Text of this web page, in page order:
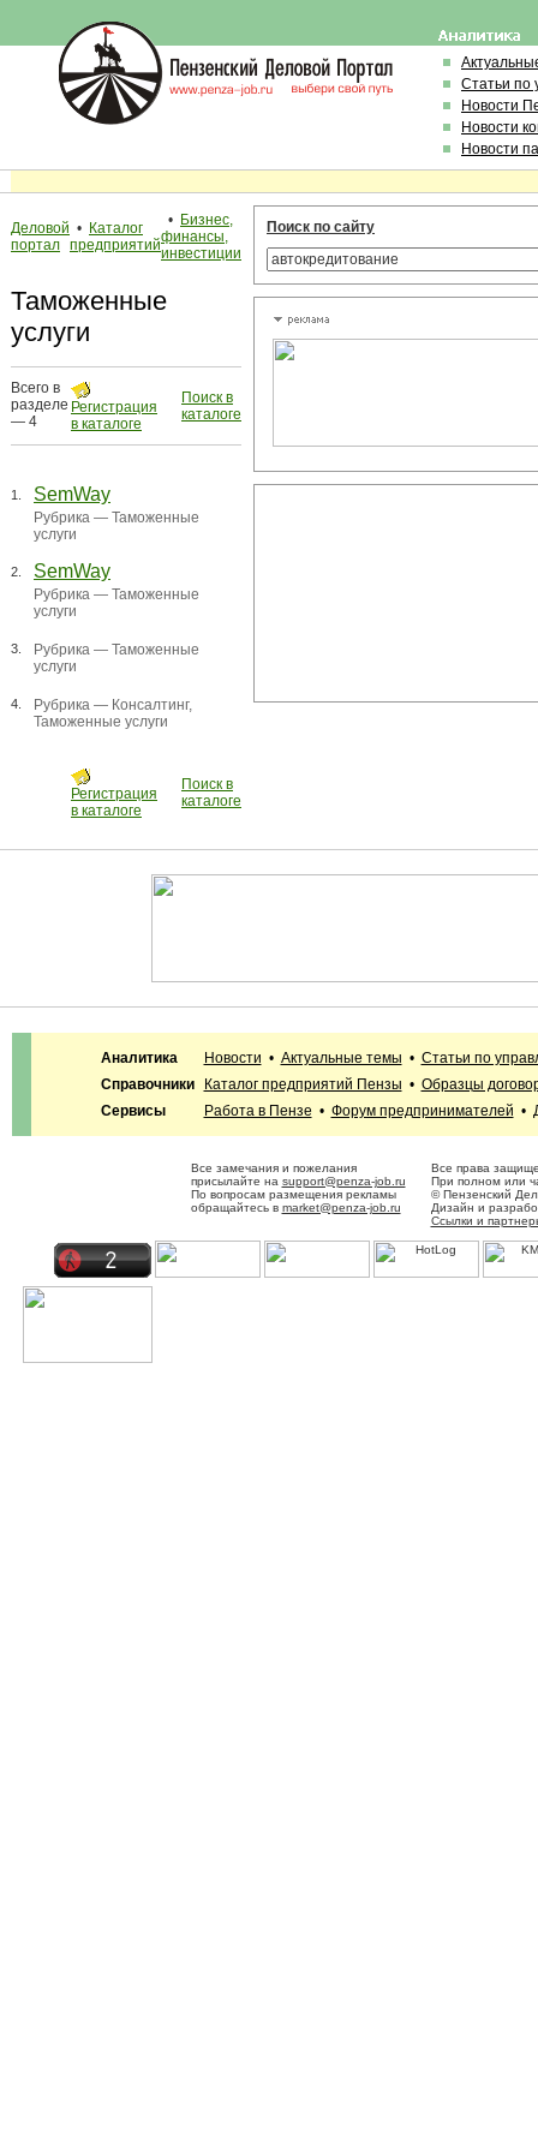
Статьи по
Новости
Новости
Новости
Деловой
портал
• Каталог
предприятий
• Бизнес,
финансы,
инвестиции
Таможенные
услуги
Всего в
разделе
— 4
Регистрация
в каталоге
Поиск в
каталоге
1. SemWay
Рубрика — Таможенные
услуги
2. SemWay
Рубрика — Таможенные
услуги
3. Рубрика — Таможенные
услуги
4. Рубрика — Консалтинг,
Таможенные услуги
Регистрация
в каталоге
Поиск в
каталоге
Поиск по сайту
Аналитика Новости • Актуальные темы • Статьи по
Справочники
Каталог предприятий Пензы • Образцы
Сервисы
Работа в Пензе • Форум предпринимателей •
Все замечания и пожелания
присылайте на support@penza-job.ru
По вопросам размещения рекламы
обращайтесь в market@penza-job.ru
Все права
При полном или
© Пензенский
Дизайн и
Ссылки и